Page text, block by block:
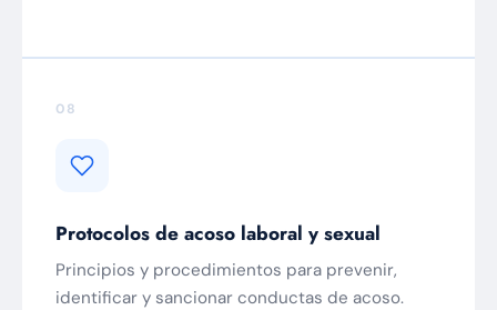
08
Protocolos de acoso laboral y sexual
Principios y procedimientos para prevenir,
identificar y sancionar conductas de acoso.